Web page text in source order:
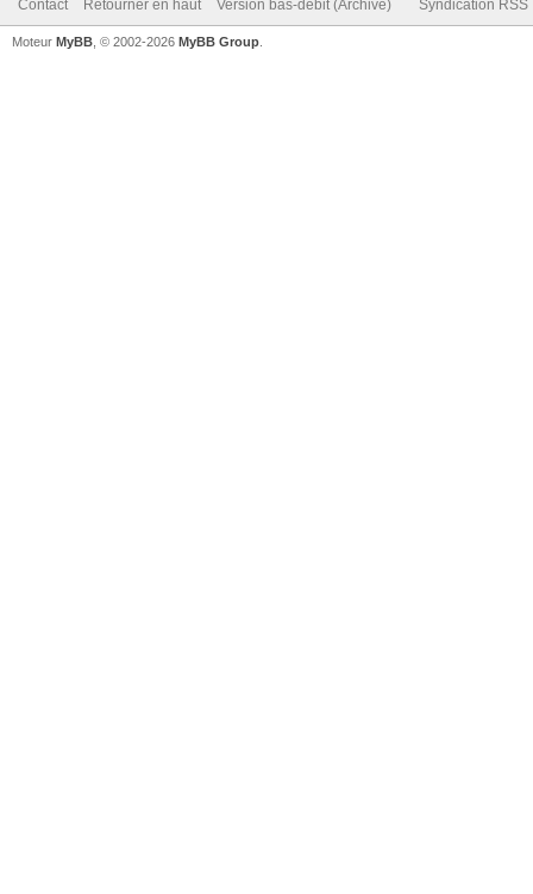
Contact Retourner en haut Version bas-débit (Archivé) Syndication RSS
Moteur MyBB , © 2002-2026 MyBB Group